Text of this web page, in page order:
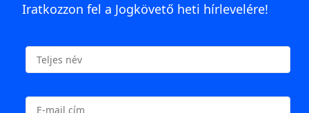
Iratkozzon fel a Jogkövető heti hírlevelére!